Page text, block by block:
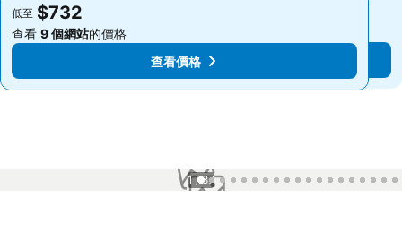
低至 $732
查看 9 個網站的價格
查看價格
低至 $732
查看 9 個網站的價格
查看價格
1 / 87